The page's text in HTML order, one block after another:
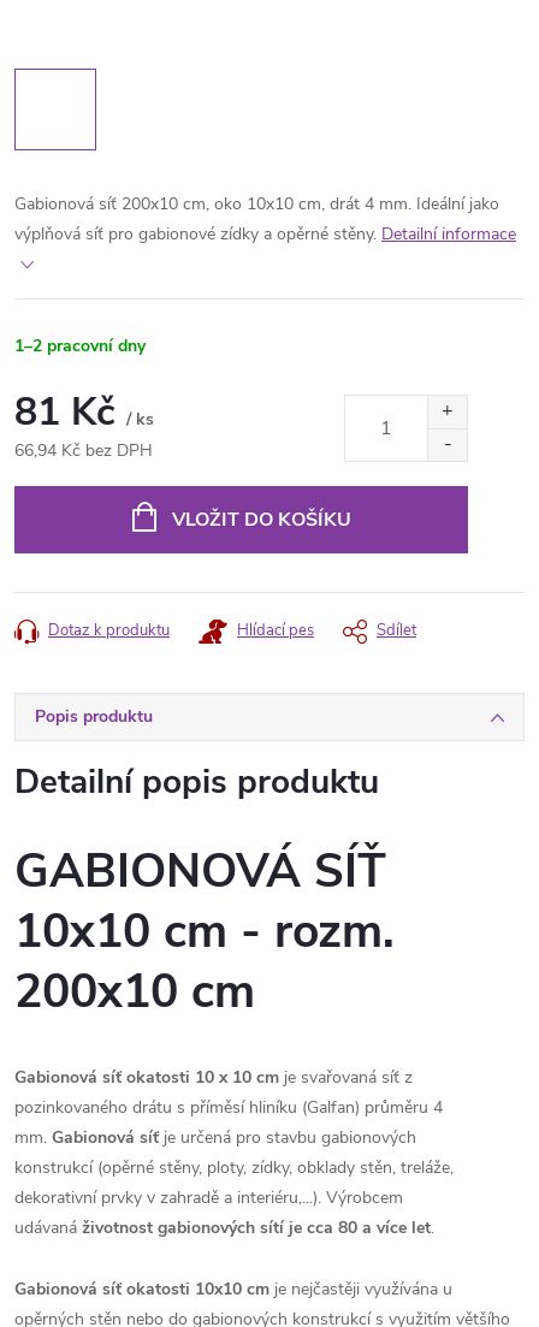
Gabionová síť 200x10 cm, oko 10x10 cm, drát 4 mm. Ideální jako
výplňová síť pro gabionové zídky a opěrné stěny. Detailní informace
1–2 pracovní dny
81 Kč / ks
66,94 Kč bez DPH
VLOŽIT DO KOŠÍKU
Dotaz k produktu Hlídací pes Sdílet
Popis produktu
Detailní popis produktu
GABIONOVÁ SÍŤ
10x10 cm - rozm.
200x10 cm
Gabionová síť okatosti 10 x 10 cm je svařovaná síť z
pozinkovaného drátu s příměsí hliníku (Galfan) průměru 4
mm. Gabionová síť je určená pro stavbu gabionových
konstrukcí (opěrné stěny, ploty, zídky, obklady stěn, treláže,
dekorativní prvky v zahradě a interiéru,...). Výrobcem
udávaná životnost gabionových sítí je cca 80 a více let.
Gabionová síť okatosti 10x10 cm je nejčastěji využívána u
opěrných stěn nebo do gabionových konstrukcí s využitím většího